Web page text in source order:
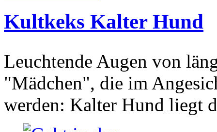
Kultkeks Kalter Hund
Leuchtende Augen von
"Mädchen", die im
werden: Kalter Hund liegt